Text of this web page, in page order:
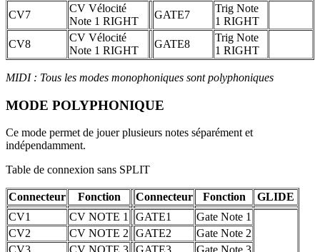
CV7
CV Vélocité
Note 1 RIGHT
GATE7
Trig Note
1 RIGHT
CV8
CV Vélocité
Note 1 RIGHT
GATE8
Trig Note
1 RIGHT
MIDI : Tous les modes monophoniques sont polyphoniques
MODE POLYPHONIQUE
Ce mode permet de jouer plusieurs notes séparément et
indépendamment.
Table de connexion sans SPLIT
Connecteur Fonction Connecteur Fonction
GLIDE
CV1
CV NOTE 1 GATE1 Gate Note 1
CV2 CV NOTE 2 GATE2
Gate Note 2